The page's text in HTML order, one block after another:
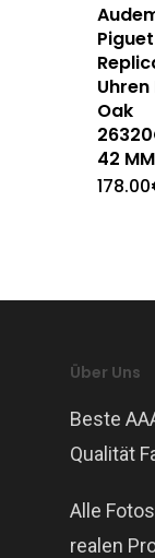
Piguet
Oak
42 MM
178.00
Über Uns
Beste
Qualität
Alle
realen